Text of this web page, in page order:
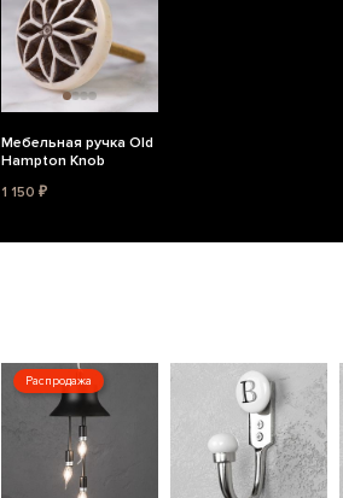
Мебельная ручка Old
Hampton Knob
1 150 ₽
Распродажа